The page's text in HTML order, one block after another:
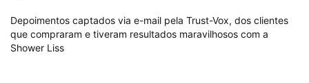
Depoimentos captados via e-mail pela Trust-Vox, dos clientes
que compraram e tiveram resultados maravilhosos com a
Shower Liss